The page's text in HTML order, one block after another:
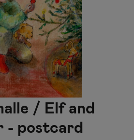
/ Elf and
- postcard